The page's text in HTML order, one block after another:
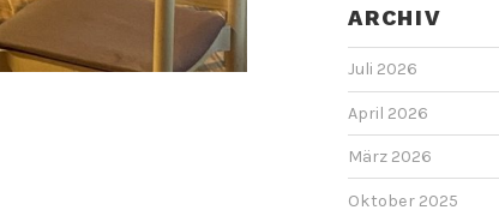
ARCHIV
Juli 2026
April 2026
März 2026
Oktober 2025